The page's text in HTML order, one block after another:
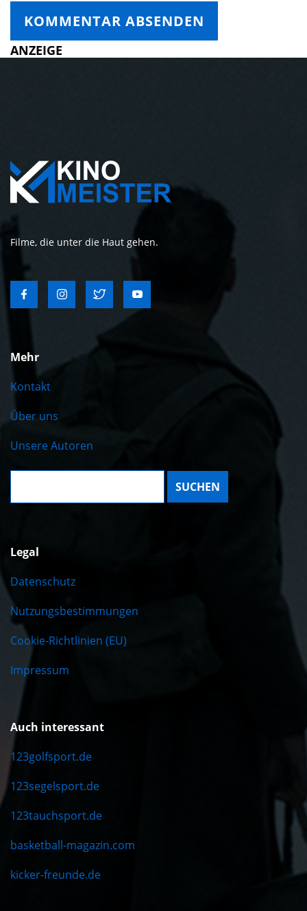
ANZEIGE
Filme, die unter die Haut gehen.
Mehr
Kontakt
Über uns
Unsere Autoren
Suche:
Legal
Datenschutz
Nutzungsbestimmungen
Cookie-Richtlinien (EU)
Impressum
Auch interessant
123golfsport.de
123segelsport.de
123tauchsport.de
basketball-magazin.com
kicker-freunde.de